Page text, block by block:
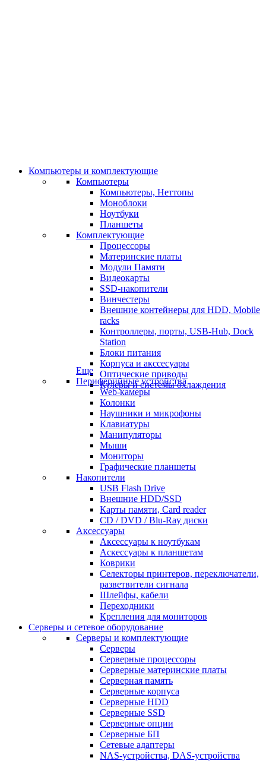
Компьютеры и комплектующие
Компьютеры
Компьютеры, Неттопы
Моноблоки
Ноутбуки
Планшеты
Комплектующие
Процессоры
Материнские платы
Модули Памяти
Видеокарты
SSD-накопители
Винчестеры
Внешние контейнеры для HDD, Mobile
racks
Контроллеры, порты, USB-Hub, Dock
Station
Блоки питания
Корпуса и акссесуары
Оптические приводы
Кулеры и системы охлаждения
Еще
Периферийные устройства
Web-камеры
Колонки
Наушники и микрофоны
Клавиатуры
Манипуляторы
Мыши
Мониторы
Графические планшеты
Накопители
USB Flash Drive
Внешние HDD/SSD
Карты памяти, Card reader
CD / DVD / Blu-Ray диски
Аксессуары
Аксессуары к ноутбукам
Аскессуары к планшетам
Коврики
Селекторы принтеров, переключатели,
разветвители сигнала
Шлейфы, кабели
Переходники
Крепления для мониторов
Серверы и сетевое оборудование
Серверы и комплектующие
Серверы
Серверные процессоры
Серверные материнские платы
Серверная память
Серверные корпуса
Серверные HDD
Серверные SSD
Серверные опции
Серверные БП
Сетевые адаптеры
NAS-устройства, DAS-устройства